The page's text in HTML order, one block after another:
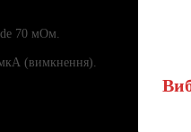
70 мОм.
(вимкнення).